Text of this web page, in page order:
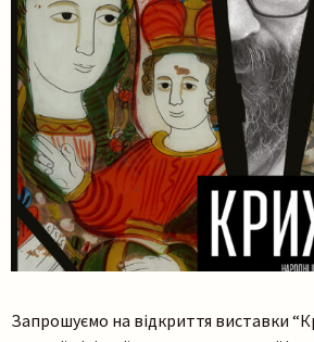
Запрошуємо на відкриття виставки